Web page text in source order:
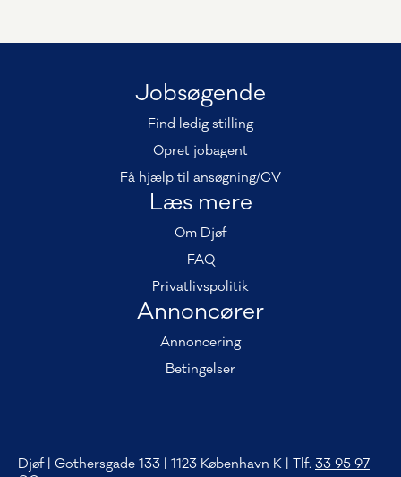
Jobsøgende
Find ledig stilling
Opret jobagent
Få hjælp til ansøgning/CV
Læs mere
Om Djøf
FAQ
Privatlivspolitik
Annoncører
Annoncering
Betingelser
Djøf | Gothersgade 133 | 1123 København K | Tlf. 33 95 97